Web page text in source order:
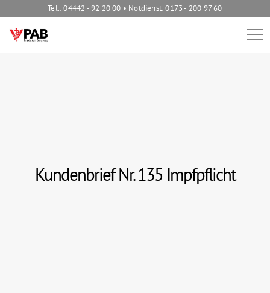
Tel.: 04442 - 92 20 00 • Notdienst: 0173 - 200 97 60
Kundenbrief Nr. 135 Impfpflicht